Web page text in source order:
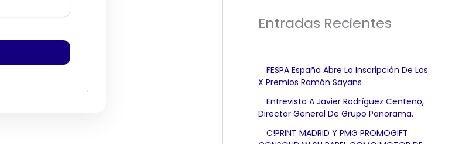
Entradas Recientes
FESPA España Abre La Inscripción De Los
X Premios Ramón Sayans
Entrevista A Javier Rodríguez Centeno,
Director General De Grupo Panorama.
C!PRINT MADRID Y PMG PROMOGIFT